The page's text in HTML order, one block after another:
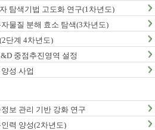
탐색기법 고도화 연구(1차년도)
물질 분해 효소 탐색(3차년도)
단계 4차년도)
중점추진영역 설정
성 사업
보 관리 기반 강화 연구
력 양성(2차년도)